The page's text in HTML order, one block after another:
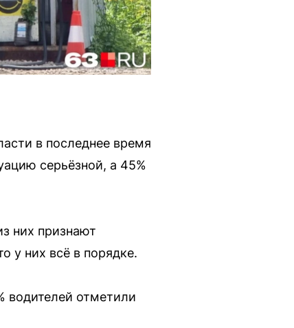
в последнее время
серьёзной, а 45%
них признают
у них всё в порядке.
водителей отметили